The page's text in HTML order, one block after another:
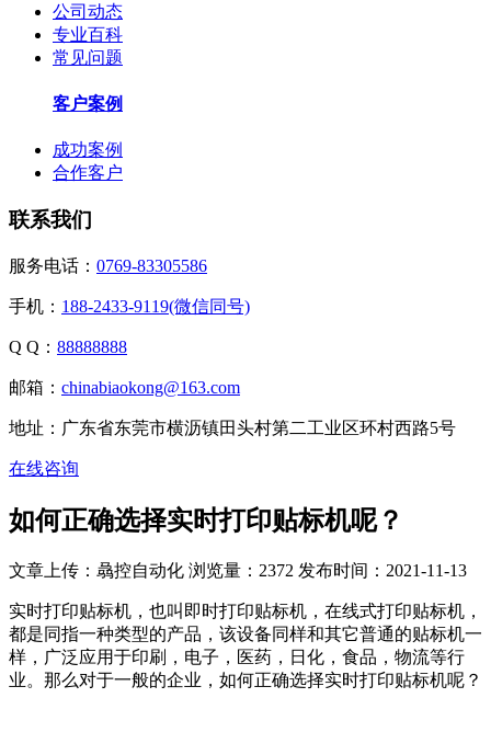
公司动态
专业百科
常见问题
客户案例
成功案例
合作客户
联系我们
服务电话： 0769-83305586
手机： 188-2433-9119(微信同号)
Q Q： 88888888
邮箱： chinabiaokong@163.com
地址：广东省东莞市横沥镇田头村第二工业区环村西路5号
在线咨询
如何正确选择实时打印贴标机呢？
文章上传：骉控自动化 浏览量：2372 发布时间：2021-11-13
实时打印贴标机，也叫即时打印贴标机，在线式打印贴标机，
都是同指一种类型的产品，该设备同样和其它普通的贴标机一
样，广泛应用于印刷，电子，医药，日化，食品，物流等行
业。那么对于一般的企业，如何正确选择实时打印贴标机呢？